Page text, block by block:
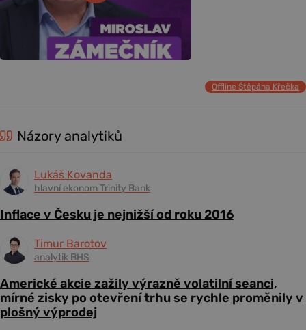
Offline Štěpána Křečka
Názory analytiků
Lukáš Kovanda
hlavní ekonom Trinity Bank
Inflace v Česku je nejnižší od roku 2016
Timur Barotov
analytik BHS
Americké akcie zažily výrazně volatilní seanci,
mírné zisky po otevření trhu se rychle proměnily v
plošný výprodej